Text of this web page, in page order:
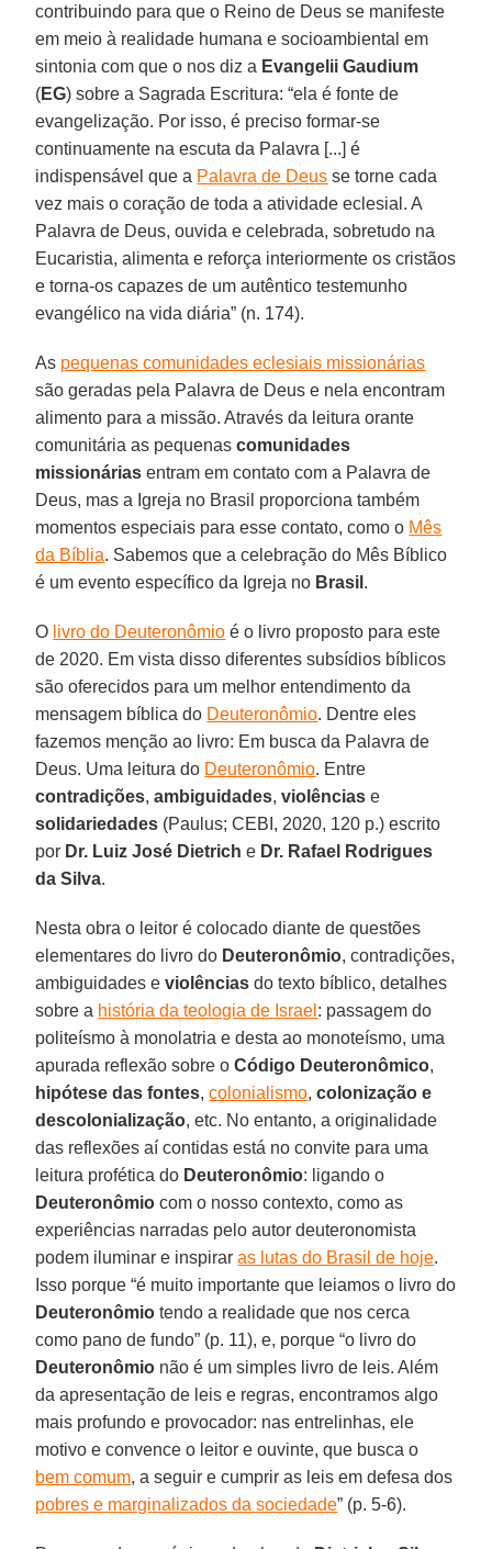
contribuindo para que o Reino de Deus se manifeste
em meio à realidade humana e socioambiental em
sintonia com que o nos diz a Evangelii Gaudium
(EG) sobre a Sagrada Escritura: “ela é fonte de
evangelização. Por isso, é preciso formar-se
continuamente na escuta da Palavra [...] é
indispensável que a Palavra de Deus se torne cada
vez mais o coração de toda a atividade eclesial. A
Palavra de Deus, ouvida e celebrada, sobretudo na
Eucaristia, alimenta e reforça interiormente os cristãos
e torna-os capazes de um autêntico testemunho
evangélico na vida diária” (n. 174).
As pequenas comunidades eclesiais missionárias
são geradas pela Palavra de Deus e nela encontram
alimento para a missão. Através da leitura orante
comunitária as pequenascomunidades
missionárias entram em contato com a Palavra de
Deus, mas a Igreja no Brasil proporciona também
momentos especiais para esse contato, como o Mês
da Bíblia. Sabemos que a celebração do Mês Bíblico
é um evento específico da Igreja no Brasil .
O livro do Deuteronômio é o livro proposto para este
de 2020. Em vista disso diferentes subsídios bíblicos
são oferecidos para um melhor entendimento da
mensagem bíblica do Deuteronômio. Dentre eles
fazemos menção ao livro: Em busca da Palavra de
Deus. Uma leitura do Deuteronômio. Entre
contradições,ambiguidades,violências e
solidariedades (Paulus; CEBI, 2020, 120 p.) escrito
por Dr. Luiz José Dietrich e Dr. Rafael Rodrigues
da Silva.
Nesta obra o leitor é colocado diante de questões
elementares do livro do Deuteronômio, contradições,
ambiguidades eviolências do texto bíblico, detalhes
sobre a história da teologia de Israel : passagem do
politeísmo à monolatria e desta ao monoteísmo, uma
apurada reflexão sobre oCódigo Deuteronômico,
hipótese das fontes,colonialismo,colonização e
descolonialização, etc. No entanto, a originalidade
das reflexões aí contidas está no convite para uma
leitura profética do Deuteronômio: ligando o
Deuteronômio com o nosso contexto, como as
experiências narradas pelo autor deuteronomista
podem iluminar e inspiraras lutas do Brasil de hoje.
Isso porque “é muito importante que leiamos o livro do
Deuteronômio tendo a realidade que nos cerca
como pano de fundo” (p. 11), e, porque “o livro do
Deuteronômio não é um simples livro de leis. Além
da apresentação de leis e regras, encontramos algo
mais profundo e provocador: nas entrelinhas, ele
motivo e convence o leitor e ouvinte, que busca o
bem comum, a seguir e cumprir as leis em defesa dos
pobres e marginalizados da sociedade” (p. 5-6).